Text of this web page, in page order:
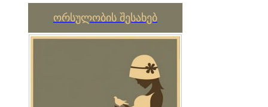
ორსულობის შესახებ